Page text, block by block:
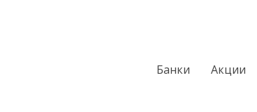
Банки Акции